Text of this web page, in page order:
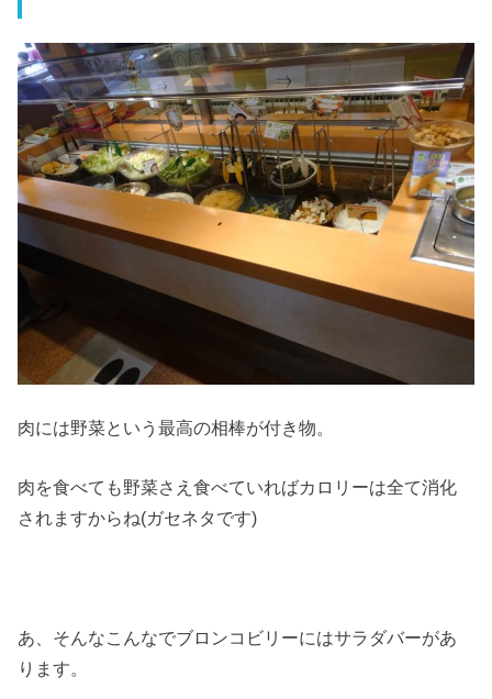
肉には野菜という最高の相棒が付き物。
肉を食べても野菜さえ食べていればカロリーは全て消化
されますからね(ガセネタです)
あ、そんなこんなでブロンコビリーにはサラダバーがあ
ります。